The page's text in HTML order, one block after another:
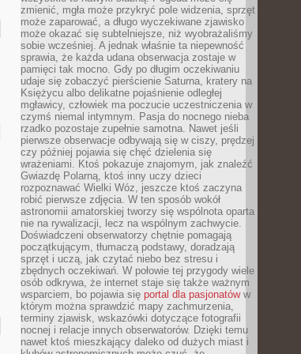
zmienić, mgła może przykryć pole widzenia, sprzęt
może zaparować, a długo wyczekiwane zjawisko
może okazać się subtelniejsze, niż wyobrażaliśmy
sobie wcześniej. A jednak właśnie ta niepewność
sprawia, że każda udana obserwacja zostaje w
pamięci tak mocno. Gdy po długim oczekiwaniu
udaje się zobaczyć pierścienie Saturna, kratery na
Księżycu albo delikatne pojaśnienie odległej
mgławicy, człowiek ma poczucie uczestniczenia w
czymś niemal intymnym. Pasja do nocnego nieba
rzadko pozostaje zupełnie samotna. Nawet jeśli
pierwsze obserwacje odbywają się w ciszy, prędzej
czy później pojawia się chęć dzielenia się
wrażeniami. Ktoś pokazuje znajomym, jak znaleźć
Gwiazdę Polarną, ktoś inny uczy dzieci
rozpoznawać Wielki Wóz, jeszcze ktoś zaczyna
robić pierwsze zdjęcia. W ten sposób wokół
astronomii amatorskiej tworzy się wspólnota oparta
nie na rywalizacji, lecz na wspólnym zachwycie.
Doświadczeni obserwatorzy chętnie pomagają
początkującym, tłumaczą podstawy, doradzają
sprzęt i uczą, jak czytać niebo bez stresu i
zbędnych oczekiwań. W połowie tej przygody wiele
osób odkrywa, że internet staje się także ważnym
wsparciem, bo pojawia się portal dla pasjonatóww
którym można sprawdzić mapy zachmurzenia,
terminy zjawisk, wskazówki dotyczące fotografii
nocnej i relacje innych obserwatorów. Dzięki temu
nawet ktoś mieszkający daleko od dużych miast i